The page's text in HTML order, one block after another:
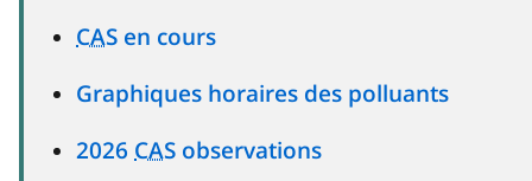
CAS en cours
Graphiques horaires des polluants
2026 CAS observations